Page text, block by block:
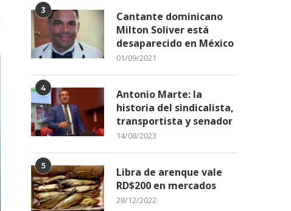
3
Cantante dominicano
Milton Soliver está
desaparecido en México
01/09/2021
4
Antonio Marte: la
historia del sindicalista,
transportista y senador
14/08/2023
5
Libra de arenque vale
RD$200 en mercados
28/12/2022